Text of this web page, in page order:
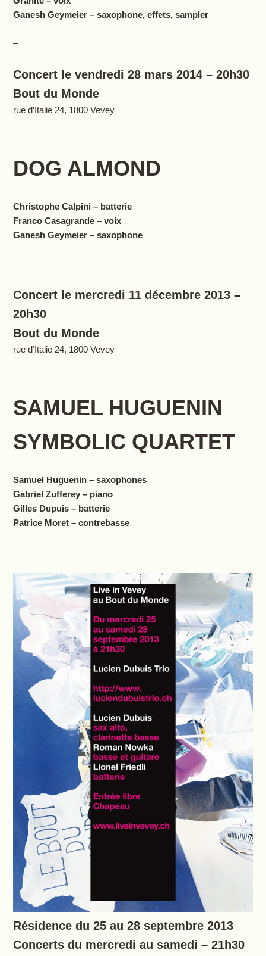
Ganesh Geymeier – saxophone, effets, sampler
–
Concert le vendredi 28 mars 2014 – 20h30
Bout du Monde
rue d’Italie 24, 1800 Vevey
DOG ALMOND
Christophe Calpini – batterie
Franco Casagrande – voix
Ganesh Geymeier – saxophone
–
Concert le mercredi 11 décembre 2013 –
20h30
Bout du Monde
rue d’Italie 24, 1800 Vevey
SAMUEL HUGUENIN
SYMBOLIC QUARTET
Samuel Huguenin – saxophones
Gabriel Zufferey – piano
Gilles Dupuis – batterie
Patrice Moret – contrebasse
Résidence du 25 au 28 septembre 2013
Concerts du mercredi au samedi – 21h30